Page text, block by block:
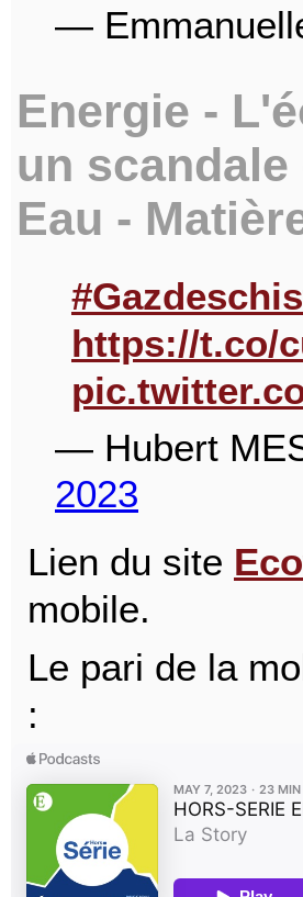
—
Energie -
un
Eau -
https://t.co/
— Hubert
2023
Lien du site
mobile.
Le pari de la
: